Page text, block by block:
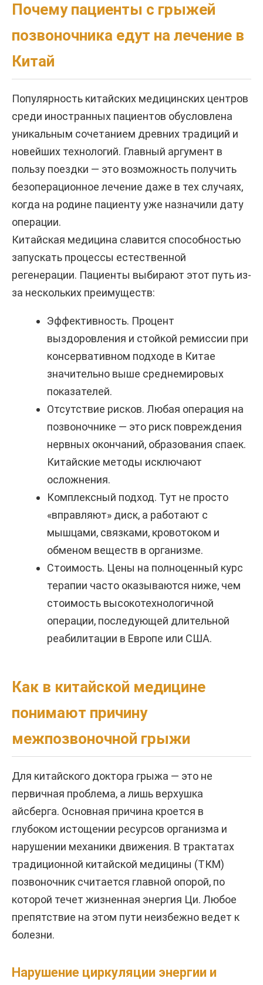
Почему пациенты с грыжей
позвоночника едут на лечение в
Китай
Популярность китайских медицинских центров
среди иностранных пациентов обусловлена
уникальным сочетанием древних традиций и
новейших технологий. Главный аргумент в
пользу поездки — это возможность получить
безоперационное лечение даже в тех случаях,
когда на родине пациенту уже назначили дату
операции.
Китайская медицина славится способностью
запускать процессы естественной
регенерации. Пациенты выбирают этот путь из-
за нескольких преимуществ:
Эффективность. Процент
выздоровления и стойкой ремиссии при
консервативном подходе в Китае
значительно выше среднемировых
показателей.
Отсутствие рисков. Любая операция на
позвоночнике — это риск повреждения
нервных окончаний, образования спаек.
Китайские методы исключают
осложнения.
Комплексный подход. Тут не просто
«вправляют» диск, а работают с
мышцами, связками, кровотоком и
обменом веществ в организме.
Стоимость. Цены на полноценный курс
терапии часто оказываются ниже, чем
стоимость высокотехнологичной
операции, последующей длительной
реабилитации в Европе или США.
Как в китайской медицине
понимают причину
межпозвоночной грыжи
Для китайского доктора грыжа — это не
первичная проблема, а лишь верхушка
айсберга. Основная причина кроется в
глубоком истощении ресурсов организма и
нарушении механики движения. В трактатах
традиционной китайской медицины (ТКМ)
позвоночник считается главной опорой, по
которой течет жизненная энергия Ци. Любое
препятствие на этом пути неизбежно ведет к
болезни.
Нарушение циркуляции энергии и